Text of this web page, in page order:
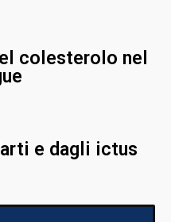
colesterolo nel
e dagli ictus